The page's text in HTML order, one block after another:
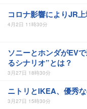
コロナ影響によりJR
4月2日 11時30分
ソニーとホンダがEV
るシナリオ”とは？
3月27日 18時30分
ニトリとIKEA、優秀
3月27日 15時30分